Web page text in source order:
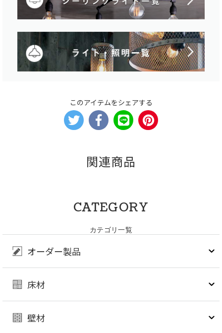
このアイテムをシェアする
関連商品
CATEGORY
カテゴリ一覧
オーダー製品
床材
壁材